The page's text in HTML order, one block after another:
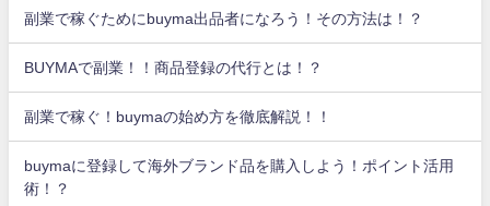
副業で稼ぐためにbuyma出品者になろう！その方法は！？
BUYMAで副業！！商品登録の代行とは！？
副業で稼ぐ！buymaの始め方を徹底解説！！
buymaに登録して海外ブランド品を購入しよう！ポイント活用
術！？